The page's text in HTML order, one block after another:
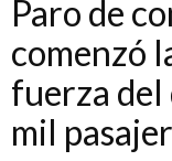
Paro de
comenzó
fuerza del
mil